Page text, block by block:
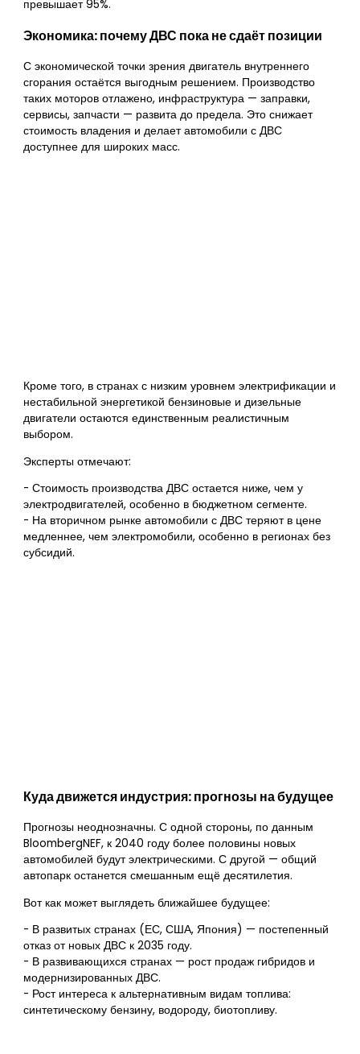
превышает 95%.
Экономика: почему ДВС пока не сдаёт позиции
С экономической точки зрения двигатель внутреннего
сгорания остаётся выгодным решением. Производство
таких моторов отлажено, инфраструктура — заправки,
сервисы, запчасти — развита до предела. Это снижает
стоимость владения и делает автомобили с ДВС
доступнее для широких масс.
Кроме того, в странах с низким уровнем электрификации и
нестабильной энергетикой бензиновые и дизельные
двигатели остаются единственным реалистичным
выбором.
Эксперты отмечают:
- Стоимость производства ДВС остается ниже, чем у
электродвигателей, особенно в бюджетном сегменте.
- На вторичном рынке автомобили с ДВС теряют в цене
медленнее, чем электромобили, особенно в регионах без
субсидий.
Куда движется индустрия: прогнозы на будущее
Прогнозы неоднозначны. С одной стороны, по данным
BloombergNEF, к 2040 году более половины новых
автомобилей будут электрическими. С другой — общий
автопарк останется смешанным ещё десятилетия.
Вот как может выглядеть ближайшее будущее:
- В развитых странах (ЕС, США, Япония) — постепенный
отказ от новых ДВС к 2035 году.
- В развивающихся странах — рост продаж гибридов и
модернизированных ДВС.
- Рост интереса к альтернативным видам топлива:
синтетическому бензину, водороду, биотопливу.